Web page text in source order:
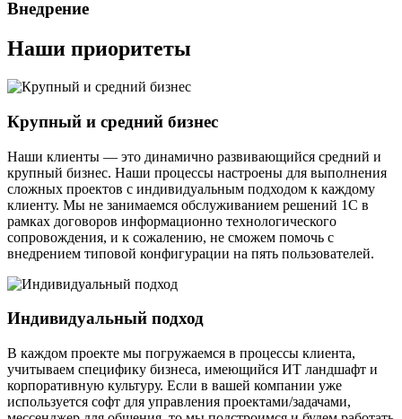
Внедрение
Наши приоритеты
Крупный и средний бизнес
Наши клиенты — это динамично развивающийся средний и
крупный бизнес. Наши процессы настроены для выполнения
сложных проектов с индивидуальным подходом к каждому
клиенту. Мы не занимаемся обслуживанием решений 1С в
рамках договоров информационно технологического
сопровождения, и к сожалению, не сможем помочь с
внедрением типовой конфигурации на пять пользователей.
Индивидуальный подход
В каждом проекте мы погружаемся в процессы клиента,
учитываем специфику бизнеса, имеющийся ИТ ландшафт и
корпоративную культуру. Если в вашей компании уже
используется софт для управления проектами/задачами,